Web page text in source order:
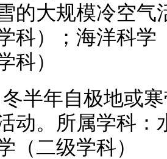
的大规模冷空气
科）；海洋科学
科）
半年自极地或
动。所属学科：
（二级学科）